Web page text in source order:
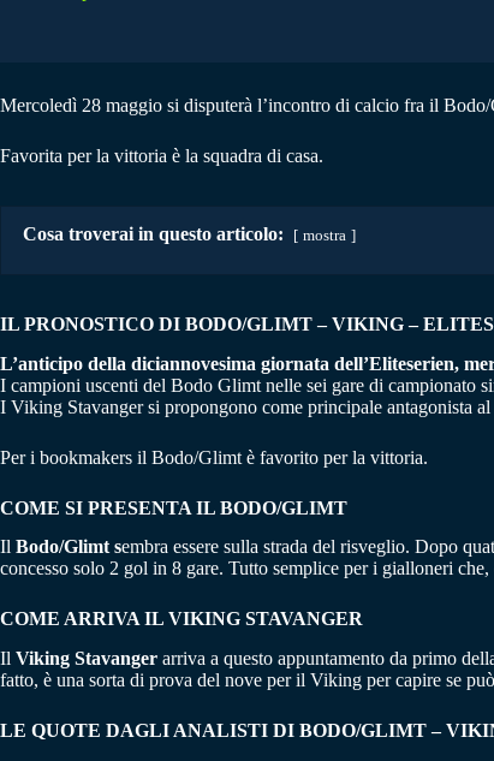
Mercoledì 28 maggio si disputerà l’incontro di calcio fra il
Favorita per la vittoria è la squadra di casa.
Cosa troverai in questo articolo: mostra
IL PRONOSTICO DI BODO/GLIMT – VIKING–
L’anticipo della diciannovesima giornata dell’Eliteserien,
I campioni uscenti del Bodo Glimt nelle sei gare di campionato
I Viking Stavanger si propongono come principale antagonista
Per i bookmakers il Bodo/Glimt è favorito per la vittoria.
COME SI PRESENTA IL BODO/GLIMT
Il Bodo/Glimt sembra essere sulla strada del risveglio. Dopo
concesso solo 2 gol in 8 gare. Tutto semplice per i gialloneri
COME ARRIVA IL VIKING STAVANGER
Il Viking Stavanger arriva a questo appuntamento da primo
fatto, è una sorta di prova del nove per il Viking per capire se
LE QUOTE DAGLI ANALISTI DI BODO/GLIMT –